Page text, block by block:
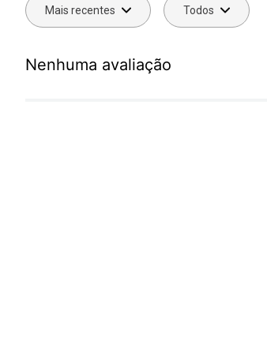
Mais recentes Todos
Nenhuma avaliação